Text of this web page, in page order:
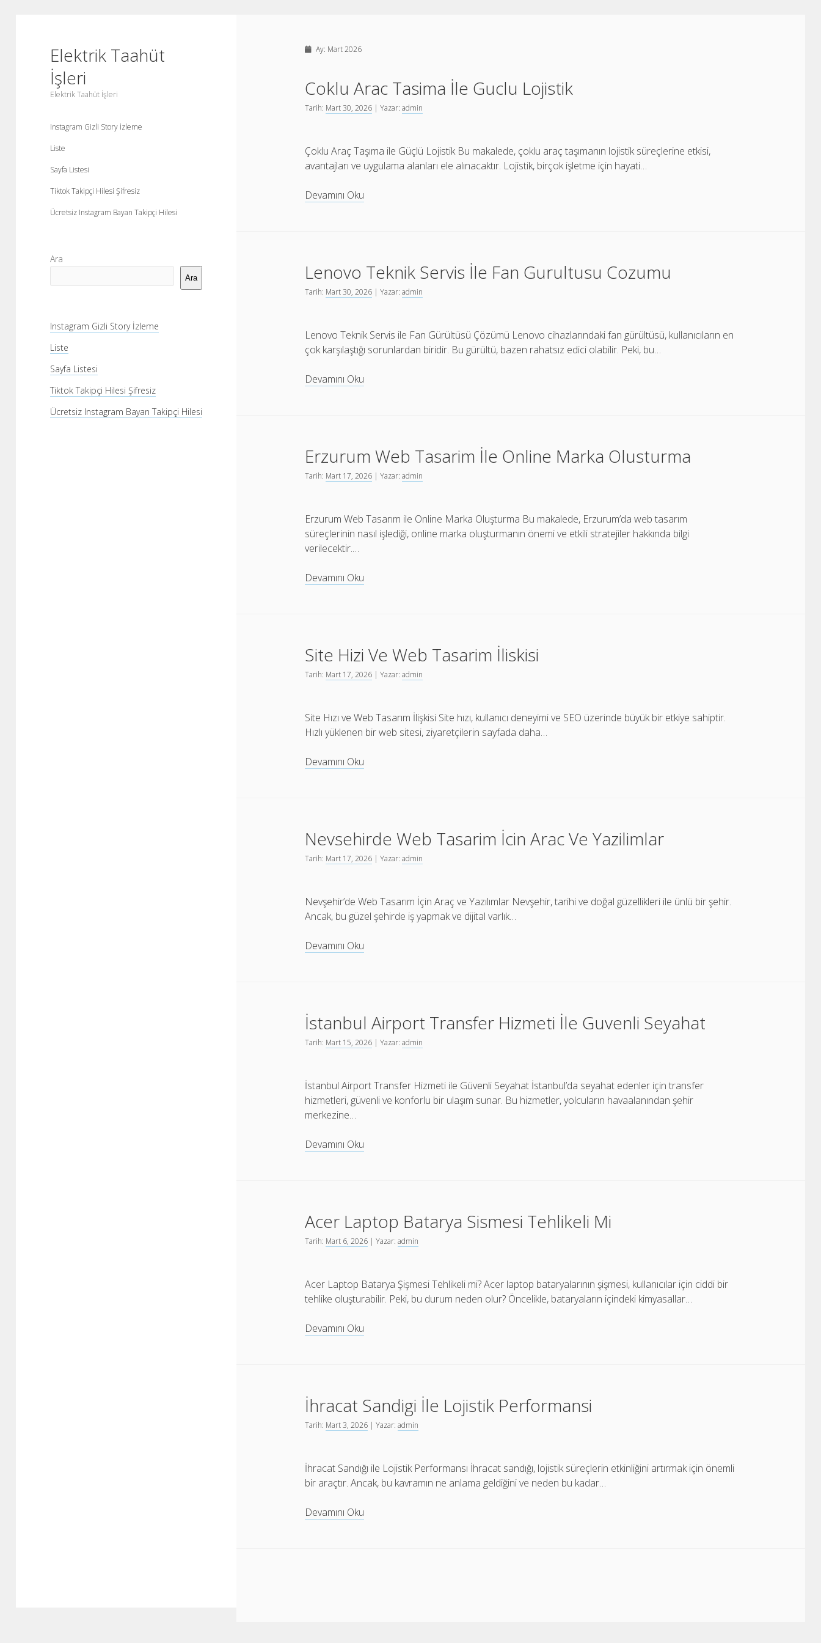
Elektrik Taahüt
İşleri
Elektrik Taahüt İşleri
Instagram Gizli Story İzleme
Liste
Sayfa Listesi
Tiktok Takipçi Hilesi Şifresiz
Ücretsiz Instagram Bayan Takipçi Hilesi
Yan
Menü
Ara
Ara
Instagram Gizli Story İzleme
Liste
Sayfa Listesi
Tiktok Takipçi Hilesi Şifresiz
Ücretsiz Instagram Bayan Takipçi Hilesi
Ay: Mart 2026
Coklu Arac Tasima İle Guclu Lojistik
Tarih: Mart 30, 2026 | Yazar:admin
Çoklu Araç Taşıma ile Güçlü Lojistik Bu makalede, çoklu araç taşımanın lojistik süreçlerine etkisi,
avantajları ve uygulama alanları ele alınacaktır. Lojistik, birçok işletme için hayati…
Devamını Oku
Lojistik
Lenovo Teknik Servis İle Fan Gurultusu Cozumu
Tarih: Mart 30, 2026 | Yazar:admin
Lenovo Teknik Servis ile Fan Gürültüsü Çözümü Lenovo cihazlarındaki fan gürültüsü, kullanıcıların en
çok karşılaştığı sorunlardan biridir. Bu gürültü, bazen rahatsız edici olabilir. Peki, bu…
Devamını Oku
Gurultusu
Cozumu
Erzurum Web Tasarim İle Online Marka Olusturma
Tarih: Mart 17, 2026 | Yazar:admin
Erzurum Web Tasarım ile Online Marka Oluşturma Bu makalede, Erzurum’da web tasarım
süreçlerinin nasıl işlediği, online marka oluşturmanın önemi ve etkili stratejiler hakkında bilgi
verilecektir.…
Devamını Oku
Marka
Olusturma
Site Hizi Ve Web Tasarim İliskisi
Tarih: Mart 17, 2026 | Yazar:admin
Site Hızı ve Web Tasarım İlişkisi Site hızı, kullanıcı deneyimi ve SEO üzerinde büyük bir etkiye sahiptir.
Hızlı yüklenen bir web sitesi, ziyaretçilerin sayfada daha…
Devamını Oku
İliskisi
Nevsehirde Web Tasarim İcin Arac Ve Yazilimlar
Tarih: Mart 17, 2026 | Yazar:admin
Nevşehir’de Web Tasarım İçin Araç ve Yazılımlar Nevşehir, tarihi ve doğal güzellikleri ile ünlü bir şehir.
Ancak, bu güzel şehirde iş yapmak ve dijital varlık…
Devamını Oku
Ve
Yazilimlar
İstanbul Airport Transfer Hizmeti İle Guvenli Seyahat
Tarih: Mart 15, 2026 | Yazar:admin
İstanbul Airport Transfer Hizmeti ile Güvenli Seyahat İstanbul’da seyahat edenler için transfer
hizmetleri, güvenli ve konforlu bir ulaşım sunar. Bu hizmetler, yolcuların havaalanından şehir
merkezine…
Devamını Oku
Guvenli
Seyahat
Acer Laptop Batarya Sismesi Tehlikeli Mi
Tarih: Mart 6, 2026 | Yazar:admin
Acer Laptop Batarya Şişmesi Tehlikeli mi? Acer laptop bataryalarının şişmesi, kullanıcılar için ciddi bir
tehlike oluşturabilir. Peki, bu durum neden olur? Öncelikle, bataryaların içindeki kimyasallar…
Devamını Oku
Mi
İhracat Sandigi İle Lojistik Performansi
Tarih: Mart 3, 2026 | Yazar:admin
İhracat Sandığı ile Lojistik Performansı İhracat sandığı, lojistik süreçlerin etkinliğini artırmak için önemli
bir araçtır. Ancak, bu kavramın ne anlama geldiğini ve neden bu kadar…
Devamını Oku